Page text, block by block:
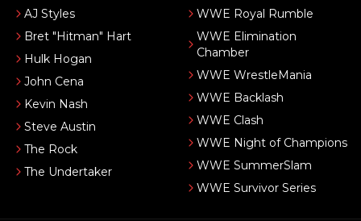
AJ Styles
Bret "Hitman" Hart
Hulk Hogan
John Cena
Kevin Nash
Steve Austin
The Rock
The Undertaker
WWE Royal Rumble
WWE Elimination
Chamber
WWE WrestleMania
WWE Backlash
WWE Clash
WWE Night of Champions
WWE SummerSlam
WWE Survivor Series